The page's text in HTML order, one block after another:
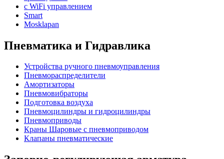
с WiFi управлением
Smart
Mosklapan
Пневматика и Гидравлика
Устройства ручного пневмоуправления
Пневмораспределители
Амортизаторы
Пневмовибраторы
Подготовка воздуха
Пневмоцилиндры и гидроцилиндры
Пневмоприводы
Краны Шаровые с пневмоприводом
Клапаны пневматические